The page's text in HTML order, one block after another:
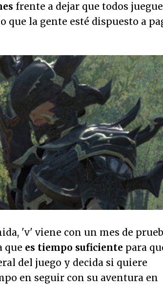
frente a dejar que todos
la gente esté dispuesto a
'v' viene con un mes de
que es tiempo suficiente para
del juego y decida si quiere
en seguir con su aventura en